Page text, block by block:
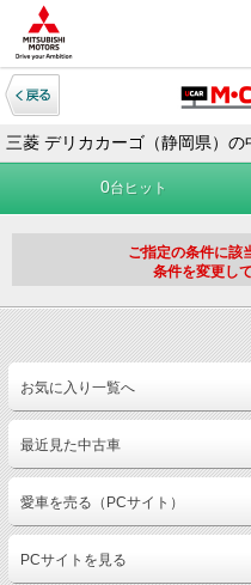
三菱 デリカカーゴ（静岡県）の
0台ヒット
ご指定の条件に該
条件を変更し
お気に入り一覧へ
最近見た中古車
愛車を売る（PCサイト）
PCサイトを見る